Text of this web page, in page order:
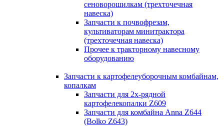
сеноворошилкам (трехточечная
навеска)
Запчасти к почвофрезам,
культиваторам минитрактора
(трехточечная навеска)
Прочее к тракторному навесному
оборудованию
Запчасти к картофелеуборочным комбайнам,
копалкам
Запчасти для 2х-рядной
картофелекопалки Z609
Запчасти для комбайна Anna Z644
(Bolko Z643)